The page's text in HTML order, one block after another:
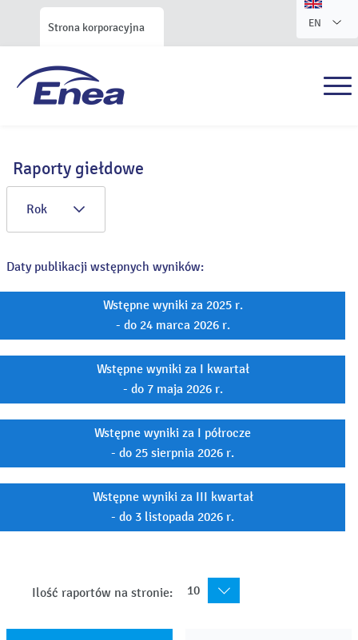
Strona korporacyjna EN
Raporty giełdowe
Rok
Daty publikacji wstępnych wyników:
Wstępne wyniki za 2025 r.
- do 24 marca 2026 r.
Wstępne wyniki za I kwartał
- do 7 maja 2026 r.
Wstępne wyniki za I półrocze
- do 25 sierpnia 2026 r.
Wstępne wyniki za III kwartał
- do 3 listopada 2026 r.
Ilość raportów na stronie: 10